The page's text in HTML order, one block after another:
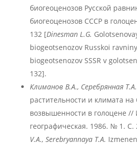
биогеоценозов Русской
биогеоценозов СССР в
132 [Dinesman L.G.
biogeotsenozov Russkoi
biogeotsenozov SSSR v
132].
Климанов В.А., Серебрянная Т.А.
растительности и климата на
возвышенности в голоцене
географическая. 1986. № 1. С.
V.A., Serebryannaya T.A.